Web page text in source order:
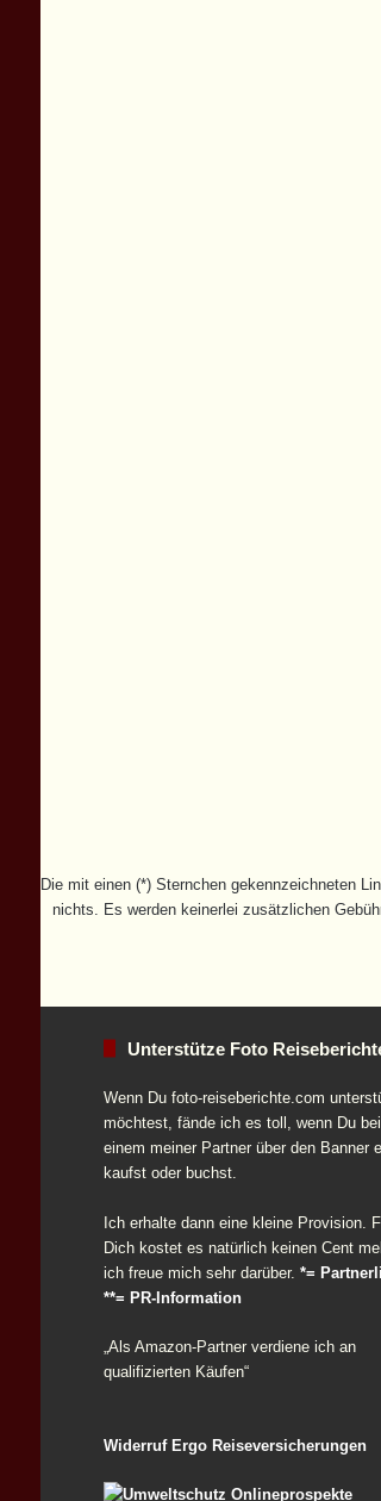
Die mit einen (*) Sternchen gekennzeichneten
nichts. Es werden keinerlei zusätzlichen
Unterstütze Foto
Wenn Du foto-reiseberichte.com
möchtest, fände ich es toll, wenn Du bei
einem meiner Partner über den Banner
kaufst oder buchst.
Ich erhalte dann eine kleine Provision.
Dich kostet es natürlich keinen Cent
ich freue mich sehr darüber. *=
**= PR-Information
„Als Amazon-Partner verdiene ich an
qualifizierten Käufen“
Widerruf Ergo Reiseversicherungen